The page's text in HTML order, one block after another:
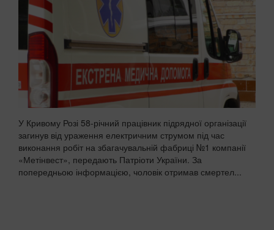
У Кривому Розі 58-річний працівник підрядної організації
загинув від ураження електричним струмом під час
виконання робіт на збагачувальній фабриці №1 компанії
«Метінвест», передають Патріоти України. За
попередньою інформацією, чоловік отримав смертел...